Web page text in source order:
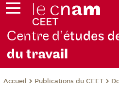
Centre d’études
du travail
Accueil Publications du CEET